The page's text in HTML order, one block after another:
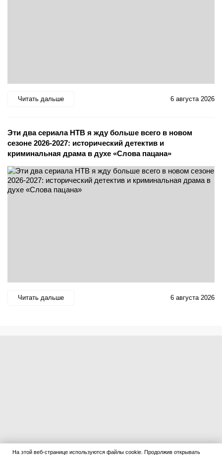
Читать дальше 6 августа 2026
Эти два сериала НТВ я жду больше всего в новом
сезоне 2026-2027: исторический детектив и
криминальная драма в духе «Слова пацана»
Читать дальше 6 августа 2026
На этой веб-странице используются файлы cookie. Продолжив открывать